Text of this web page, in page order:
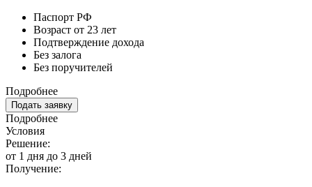
Паспорт РФ
Возраст от 23 лет
Подтверждение дохода
Без залога
Без поручителей
Подробнее
Подать заявку
Подробнее
Условия
Решение:
от 1 дня до 3 дней
Получение: